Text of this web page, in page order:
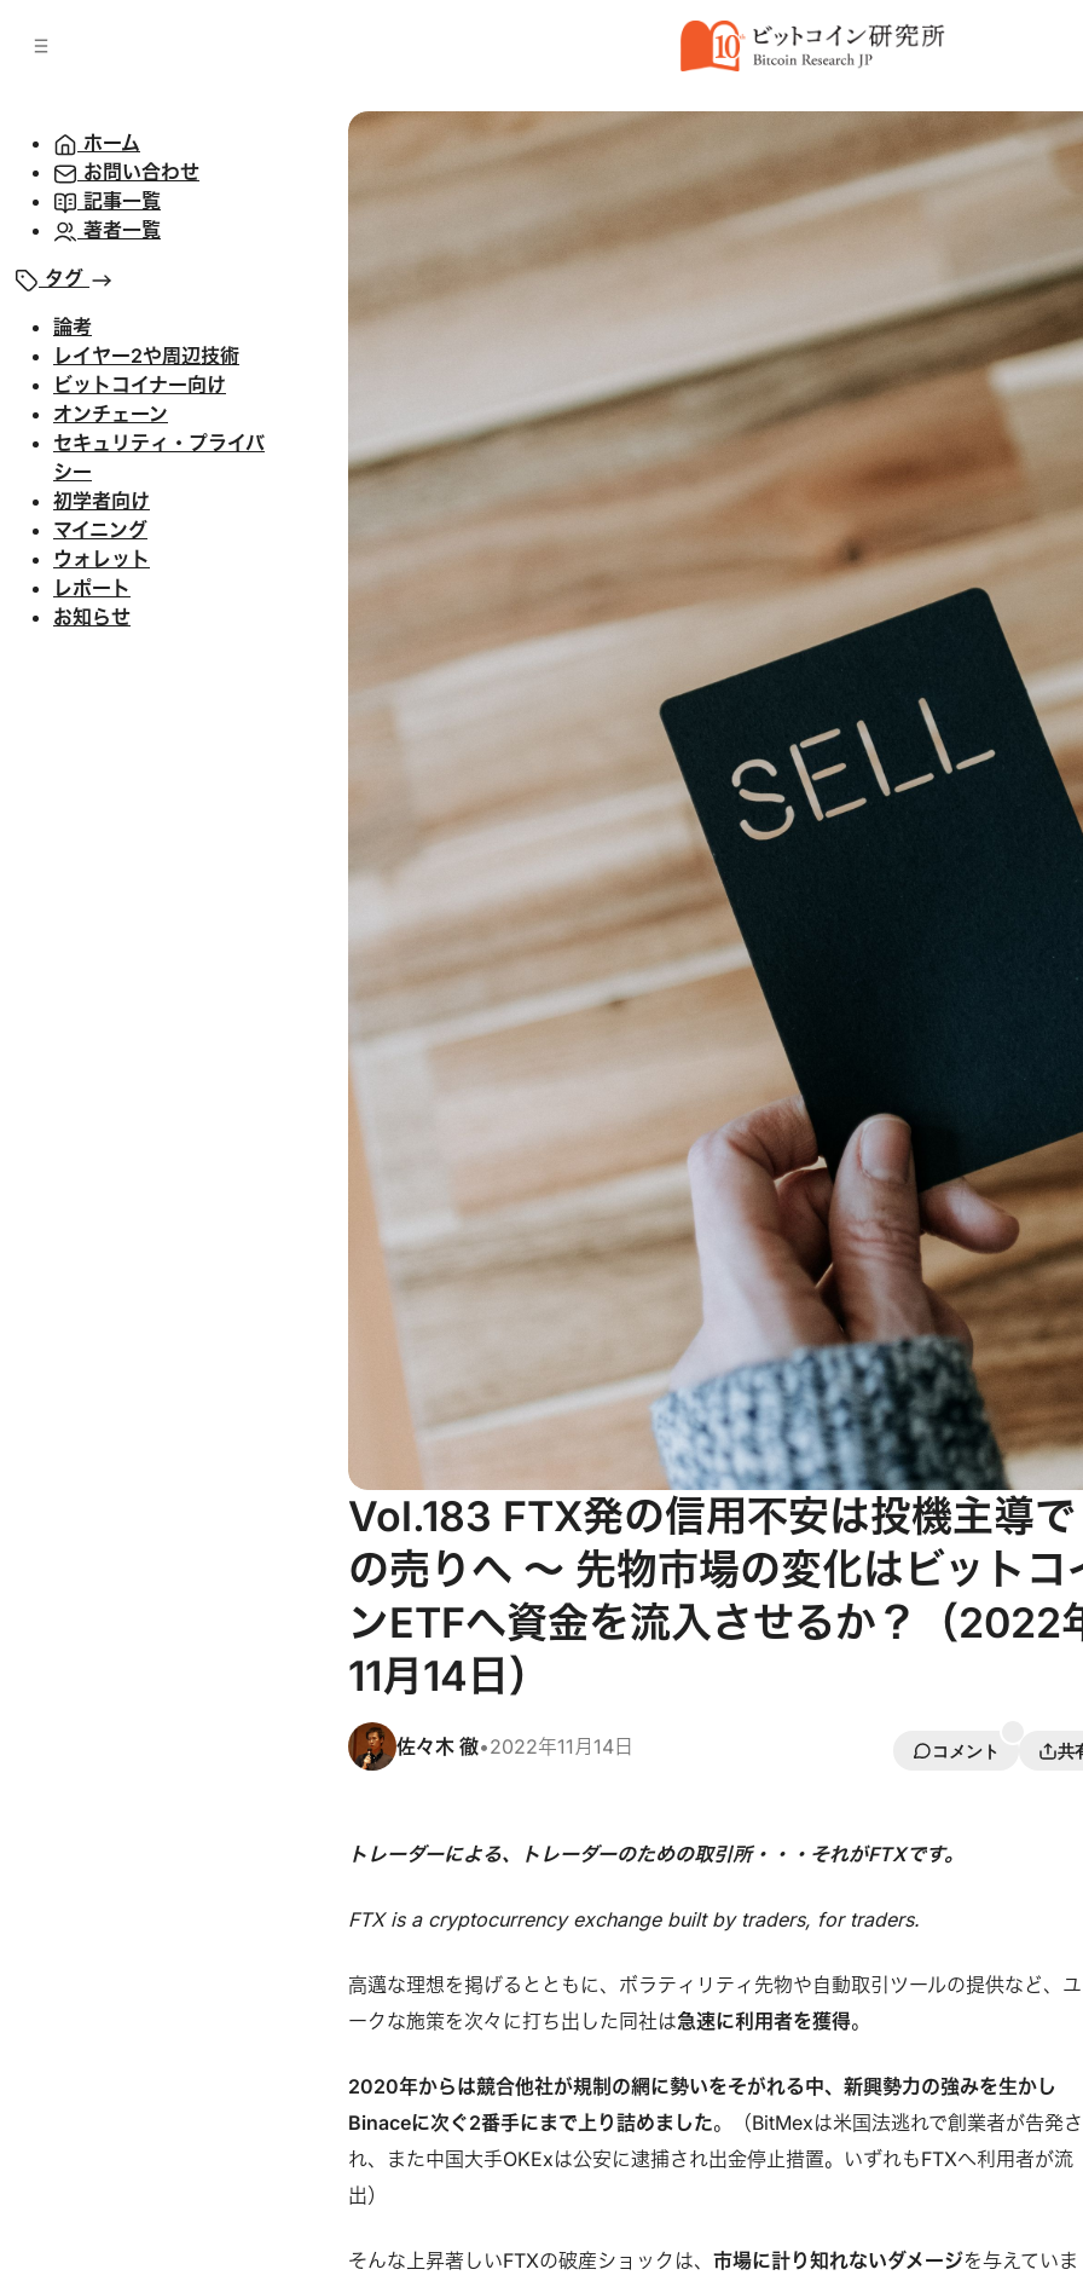
ホーム
お問い合わせ
記事一覧
著者一覧
タグ
論考
レイヤー2や周辺技術
ビットコイナー向け
オンチェーン
セキュリティ・プライバ
シー
初学者向け
マイニング
ウォレット
レポート
お知らせ
Vol.183 FTX発の信用不安は投機主導で
の売りへ ～ 先物市場の変化はビットコ
ンETFへ資金を流入させるか？（2022
11月14日）
佐々木 徹•2022年11月14日 コメント 共
トレーダーによる、トレーダーのための取引所・・・それがFTXです。
FTX is a cryptocurrency exchange built by traders, for traders.
高邁な理想を掲げるとともに、ボラティリティ先物や自動取引ツールの提供など、
ークな施策を次々に打ち出した同社は急速に利用者を獲得。
2020年からは競合他社が規制の網に勢いをそがれる中、新興勢力の強みを生かし
Binaceに次ぐ2番手にまで上り詰めました。（BitMexは米国法逃れで創業者が告発さ
れ、また中国大手OKExは公安に逮捕され出金停止措置。いずれもFTXへ利用者が流
出）
そんな上昇著しいFTXの破産ショックは、市場に計り知れないダメージを与えていま